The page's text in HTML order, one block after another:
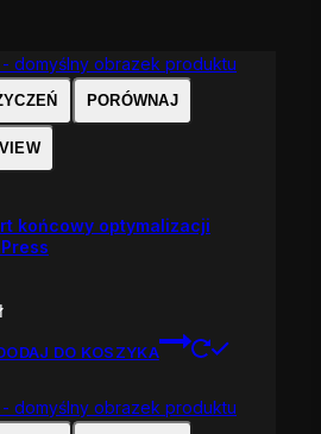
PORÓWNAJ
końcowy optymalizacji
DO KOSZYKA